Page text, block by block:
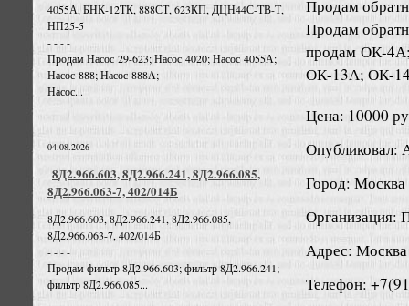
4055А, БНК-12ТК, 888СТ, 623КП, ДЦН44С-ТВ-Т,
НП25-5
- - - -
Продам Насос 29-623; Насос 4020; Насос 4055А;
Насос 888; Насос 888А;
Насос...
04.08.2026
8Д2.966.603, 8Д2.966.241, 8Д2.966.085,
8Д2.966.063-7, 402/014Б
8Д2.966.603, 8Д2.966.241, 8Д2.966.085,
8Д2.966.063-7, 402/014Б
- - - -
Продам фильтр 8Д2.966.603; фильтр 8Д2.966.241;
фильтр 8Д2.966.085...
Продам
Продам
продам ОК-
ОК-13А; ОК-
Цена: 10000
Опубликовал:
Город: Москва
Организация:
Адрес: Москва
Телефон: